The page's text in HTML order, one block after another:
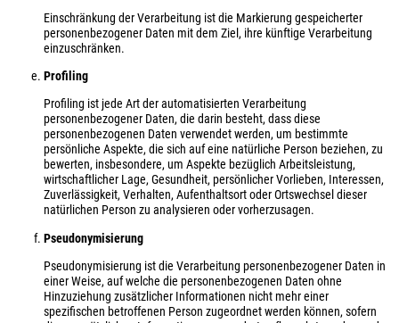
Einschränkung der Verarbeitung ist die Markierung gespeicherter
personenbezogener Daten mit dem Ziel, ihre künftige Verarbeitung
einzuschränken.
Profiling
Profiling ist jede Art der automatisierten Verarbeitung
personenbezogener Daten, die darin besteht, dass diese
personenbezogenen Daten verwendet werden, um bestimmte
persönliche Aspekte, die sich auf eine natürliche Person beziehen, zu
bewerten, insbesondere, um Aspekte bezüglich Arbeitsleistung,
wirtschaftlicher Lage, Gesundheit, persönlicher Vorlieben, Interessen,
Zuverlässigkeit, Verhalten, Aufenthaltsort oder Ortswechsel dieser
natürlichen Person zu analysieren oder vorherzusagen.
Pseudonymisierung
Pseudonymisierung ist die Verarbeitung personenbezogener Daten in
einer Weise, auf welche die personenbezogenen Daten ohne
Hinzuziehung zusätzlicher Informationen nicht mehr einer
spezifischen betroffenen Person zugeordnet werden können, sofern